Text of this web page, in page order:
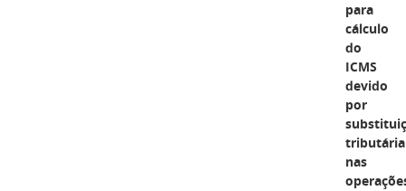
para
cálculo
do
ICMS
devido
por
tributária
nas